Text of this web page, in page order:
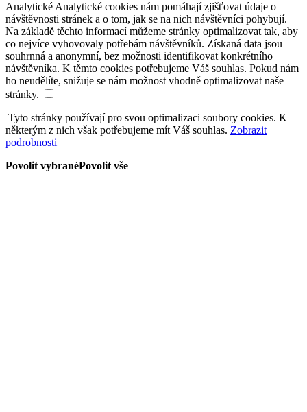
Analytické Analytické cookies nám pomáhají zjišťovat údaje o
návštěvnosti stránek a o tom, jak se na nich návštěvníci pohybují.
Na základě těchto informací můžeme stránky optimalizovat tak, aby
co nejvíce vyhovovaly potřebám návštěvníků. Získaná data jsou
souhrnná a anonymní, bez možnosti identifikovat konkrétního
návštěvníka. K těmto cookies potřebujeme Váš souhlas. Pokud nám
ho neudělíte, snižuje se nám možnost vhodně optimalizovat naše
stránky.
Tyto stránky používají pro svou optimalizaci soubory cookies. K
některým z nich však potřebujeme mít Váš souhlas. Zobrazit
podrobnosti
Povolit vybranéPovolit vše